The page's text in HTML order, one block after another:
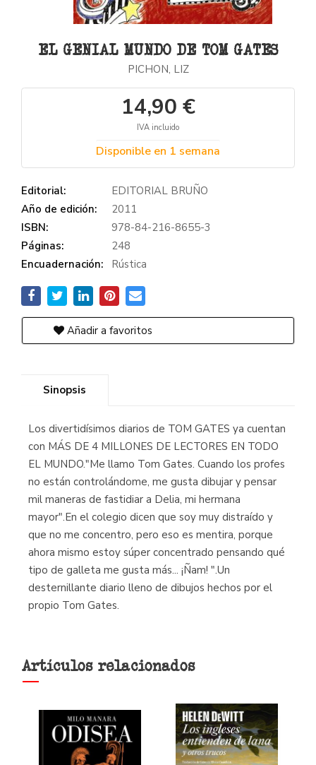
EL GENIAL MUNDO DE TOM GATES
PICHON, LIZ
14,90 €
IVA incluido
Disponible en 1 semana
Editorial:
EDITORIAL BRUÑO
Año de edición:
2011
ISBN:
978-84-216-8655-3
Páginas:
248
Encuadernación:
Rústica
Añadir a favoritos
Sinopsis
Los divertidísimos diarios de TOM GATES ya cuentan
con MÁS DE 4 MILLONES DE LECTORES EN TODO
EL MUNDO."Me llamo Tom Gates. Cuando los profes
no están controlándome, me gusta dibujar y pensar
mil maneras de fastidiar a Delia, mi hermana
mayor".En el colegio dicen que soy muy distraído y
que no me concentro, pero eso es mentira, porque
ahora mismo estoy súper concentrado pensando qué
tipo de galleta me gusta más... ¡Ñam! ".Un
desternillante diario lleno de dibujos hechos por el
propio Tom Gates.
Artículos relacionados